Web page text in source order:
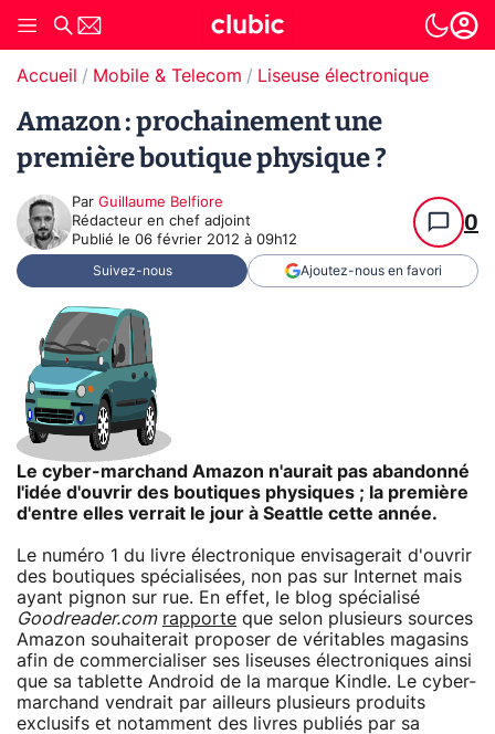
Accueil Mobile & Telecom Liseuse électronique
Amazon : prochainement une
première boutique physique ?
Par Guillaume Belfiore
Rédacteur en chef adjoint
Publié le 06 février 2012 à 09h12
0
Suivez-nous Ajoutez-nous en favori
Le cyber-marchand Amazon n'aurait pas abandonné
l'idée d'ouvrir des boutiques physiques ; la première
d'entre elles verrait le jour à Seattle cette année.
Le numéro 1 du livre électronique envisagerait d'ouvrir
des boutiques spécialisées, non pas sur Internet mais
ayant pignon sur rue. En effet, le blog spécialisé
Goodreader.com rapporte que selon plusieurs sources
Amazon souhaiterait proposer de véritables magasins
afin de commercialiser ses liseuses électroniques ainsi
que sa tablette Android de la marque Kindle. Le cyber-
marchand vendrait par ailleurs plusieurs produits
exclusifs et notamment des livres publiés par sa